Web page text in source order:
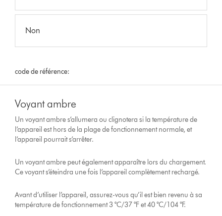
Non
code de référence:
Voyant ambre
Un voyant ambre s’allumera ou clignotera si la température de
l’appareil est hors de la plage de fonctionnement normale, et
l’appareil pourrait s’arrêter.
Un voyant ambre peut également apparaître lors du chargement.
Ce voyant s’éteindra une fois l’appareil complètement rechargé.
Avant d’utiliser l’appareil, assurez-vous qu’il est bien revenu à sa
température de fonctionnement 3 °C/37 °F et 40 °C/104 °F.